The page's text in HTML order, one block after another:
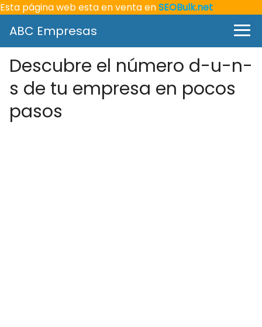
Esta página web esta en venta enSEOBulk.net
ABC Empresas
Descubre el número d-u-n-
s de tu empresa en pocos
pasos